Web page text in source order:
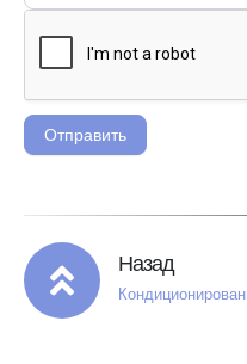
Отправить
Назад